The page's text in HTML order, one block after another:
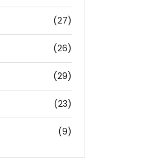
(27)
(26)
(29)
(23)
(9)